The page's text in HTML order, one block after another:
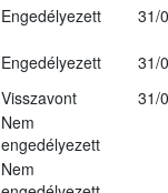
Engedélyezett
31/
Engedélyezett
31/
Visszavont
31/
Nem
engedélyezett
Nem